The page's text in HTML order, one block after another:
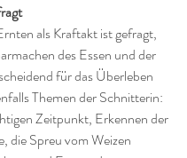
als Kraftakt ist gefragt,
des Essen und der
für das Überleben
Themen der Schnitterin:
Zeitpunkt, Erkennen der
die Spreu vom Weizen